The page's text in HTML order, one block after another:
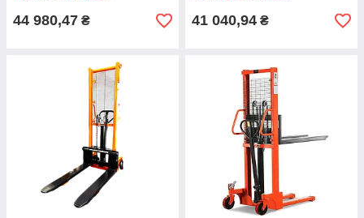
44 980,47 ₴ 41 040,94 ₴